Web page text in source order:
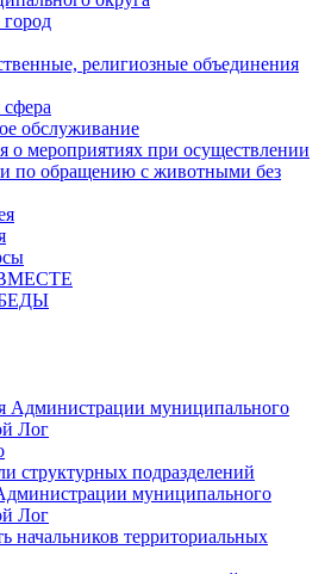
религиозные объединения
обслуживание
о мероприятиях при осуществлении
по обращению с животными без
Администрации муниципального
Лог
структурных подразделений
муниципального
Лог
начальников территориальных